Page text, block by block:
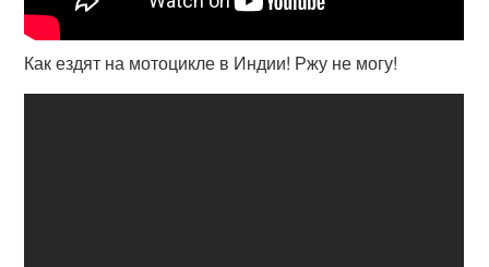
Как ездят на мотоцикле в Индии! Ржу не могу!